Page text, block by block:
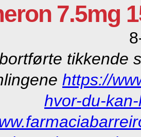
7.5mg
tikkende
https://
hvor-du-